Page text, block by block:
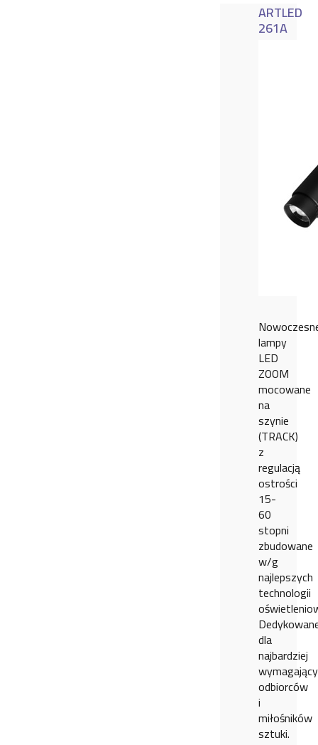
ARTLED
261A
lampy
LED
ZOOM
mocowane
na
szynie
(TRACK)
z
regulacją
ostrości
15-
60
stopni
zbudowane
w/g
najlepszych
technologii
dla
najbardziej
odbiorców
i
miłośników
sztuki.